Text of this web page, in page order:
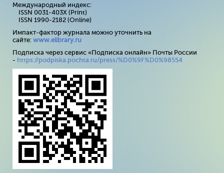
Международный индекс:
ISSN 0031-403X (Print)
ISSN 1990-2182 (Online)
Импакт-фактор журнала можно уточнить на
сайте: www.elibrary.ru
Подписка через сервис «Подписка онлайн» Почты России
- https://podpiska.pochta.ru/press/%D0%9F%D0%98554